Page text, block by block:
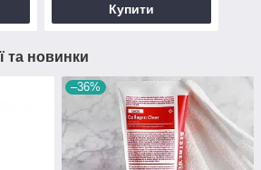
Купити
та новинки
–36%